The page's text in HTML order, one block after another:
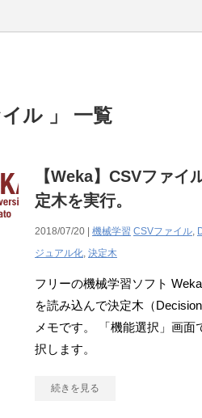
イル 」 一覧
【Weka】CSVファイ
定木を実行。
2018/07/20 | 機械学習 CSVファイル,
ジュアル化, 決定木
フリーの機械学習ソフト
を読み込んで決定木（
メモです。 「機能選択」画
択します。
続きを見る